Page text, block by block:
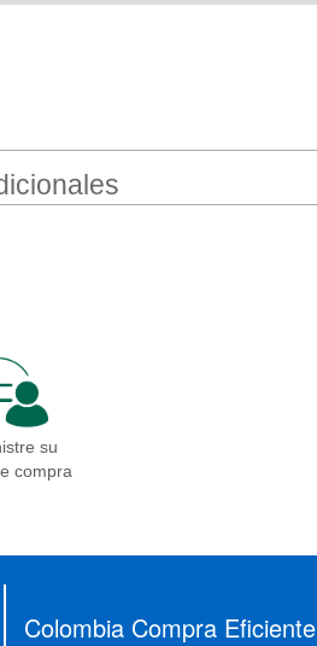
su
compra
MinCultura
Colombia Compra Eficiente